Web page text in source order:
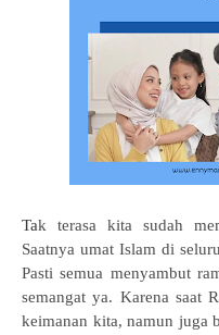
Tak terasa kita sudah
Saatnya umat Islam di
Pasti semua menyambut
semangat ya. Karena saat
keimanan kita, namun juga